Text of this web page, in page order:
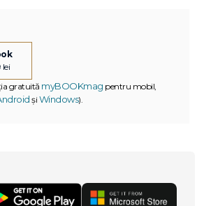
lei
gratuită myBOOKmag pentru mobil,
și Windows).